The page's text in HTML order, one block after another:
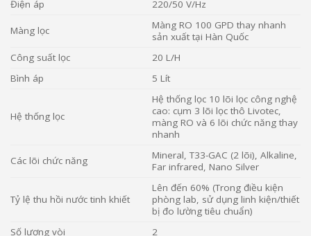
Điện áp 220/50 V/Hz
Màng lọc
Màng RO 100 GPD thay nhanh
sản xuất tại Hàn Quốc
Công suất lọc
20 L/H
Bình áp
5 Lít
Hệ thống lọc
Hệ thống lọc 10 lõi lọc công nghệ
cao: cụm 3 lõi lọc thô Livotec,
màng RO và 6 lõi chức năng thay
nhanh
Các lõi chức năng
Mineral, T33-GAC (2 lõi), Alkaline,
Far infrared, Nano Silver
Tỷ lệ thu hồi nước tinh khiết
Lên đến 60% (Trong điều kiện
phòng lab, sử dụng linh kiện/thiết
bị đo lường tiêu chuẩn)
Số lượng vòi
2